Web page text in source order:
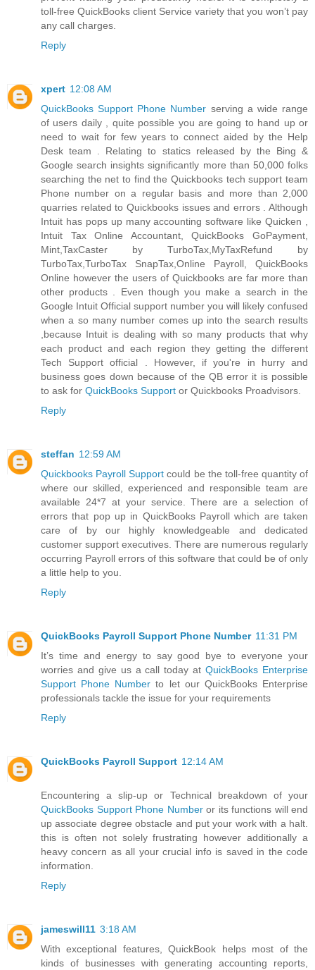
toll-free QuickBooks client Service variety that you won’t pay
any call charges.
Reply
xpert 12:08 AM
QuickBooks Support Phone Number serving a wide range
of users daily , quite possible you are going to hand up or
need to wait for few years to connect aided by the Help
Desk team . Relating to statics released by the Bing &
Google search insights significantly more than 50,000 folks
searching the net to find the Quickbooks tech support team
Phone number on a regular basis and more than 2,000
quarries related to Quickbooks issues and errors . Although
Intuit has pops up many accounting software like Quicken ,
Intuit Tax Online Accountant, QuickBooks GoPayment,
Mint,TaxCaster by TurboTax,MyTaxRefund by
TurboTax,TurboTax SnapTax,Online Payroll, QuickBooks
Online however the users of Quickbooks are far more than
other products . Even though you make a search in the
Google Intuit Official support number you will likely confused
when a so many number comes up into the search results
,because Intuit is dealing with so many products that why
each product and each region they getting the different
Tech Support official . However, if you're in hurry and
business goes down because of the QB error it is possible
to ask for QuickBooks Support or Quickbooks Proadvisors.
Reply
steffan 12:59 AM
Quickbooks Payroll Support could be the toll-free quantity of
where our skilled, experienced and responsible team are
available 24*7 at your service. There are a selection of
errors that pop up in QuickBooks Payroll which are taken
care of by our highly knowledgeable and dedicated
customer support executives. There are numerous regularly
occurring Payroll errors of this software that could be of only
a little help to you.
Reply
QuickBooks Payroll Support Phone Number 11:31 PM
It’s time and energy to say good bye to everyone your
worries and give us a call today atQuickBooks Enterprise
Support Phone Number to let our QuickBooks Enterprise
professionals tackle the issue for your requirements
Reply
QuickBooks Payroll Support 12:14 AM
Encountering a slip-up or Technical breakdown of your
QuickBooks Support Phone Numberor its functions will end
up associate degree obstacle and put your work with a halt.
this is often not solely frustrating however additionally a
heavy concern as all your crucial info is saved in the code
information.
Reply
jameswill11 3:18 AM
With exceptional features, QuickBook helps most of the
kinds of businesses with generating accounting reports,